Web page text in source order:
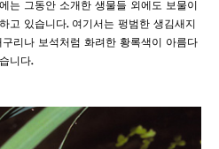
는 그동안 소개한 생물들 외에도 보물이
고 있습니다. 여기서는 펑범한 생김새지
리나 보석처럼 화려한 황록색이 아름다
니다.